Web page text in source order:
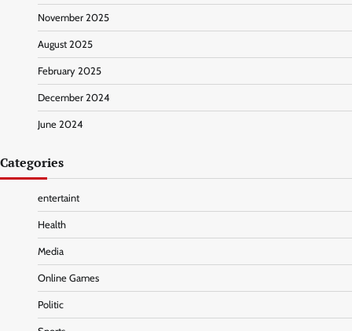
November 2025
August 2025
February 2025
December 2024
June 2024
Categories
entertaint
Health
Media
Online Games
Politic